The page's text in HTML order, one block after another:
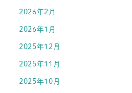
2026年2月
2026年1月
2025年12月
2025年11月
2025年10月